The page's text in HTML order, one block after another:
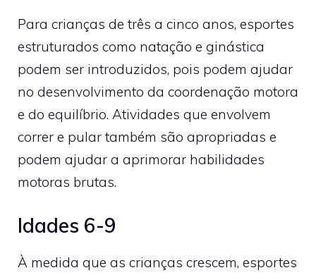
Para crianças de três a cinco anos, esportes
estruturados como natação e ginástica
podem ser introduzidos, pois podem ajudar
no desenvolvimento da coordenação motora
e do equilíbrio. Atividades que envolvem
correr e pular também são apropriadas e
podem ajudar a aprimorar habilidades
motoras brutas.
Idades 6-9
À medida que as crianças crescem, esportes